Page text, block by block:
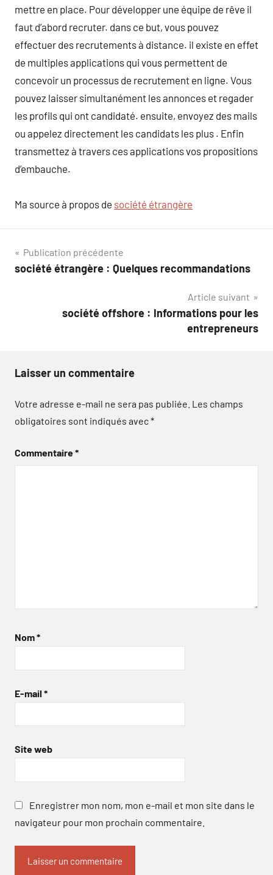
mettre en place. Pour développer une équipe de rêve il
faut d’abord recruter. dans ce but, vous pouvez
effectuer des recrutements à distance. il existe en effet
de multiples applications qui vous permettent de
concevoir un processus de recrutement en ligne. Vous
pouvez laisser simultanément les annonces et regader
les profils qui ont candidaté. ensuite, envoyez des mails
ou appelez directement les candidats les plus . Enfin
transmettez à travers ces applications vos propositions
d’embauche.
Ma source à propos de société étrangère
Navigation
de
Publication précédente
société étrangère : Quelques recommandations
Article suivant
société offshore : Informations pour les
entrepreneurs
Laisser un commentaire
Votre adresse e-mail ne sera pas publiée. Les champs
obligatoires sont indiqués avec*
Commentaire*
Nom*
E-mail *
Site web
Enregistrer mon nom, mon e-mail et mon site dans le
navigateur pour mon prochain commentaire.